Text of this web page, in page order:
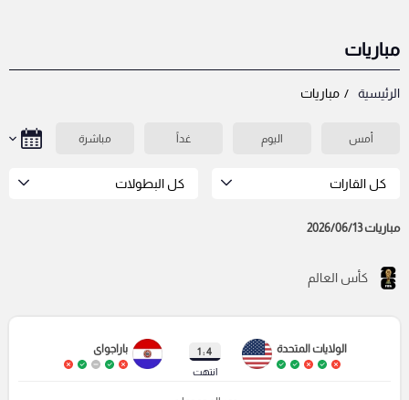
مباريات
الرئيسية مباريات
أمس اليوم غداً مباشرة
كل القارات كل البطولات
مباريات 2026/06/13
كأس العالم
الولايات المتحدة
4 : 1
انتهت
باراجواى